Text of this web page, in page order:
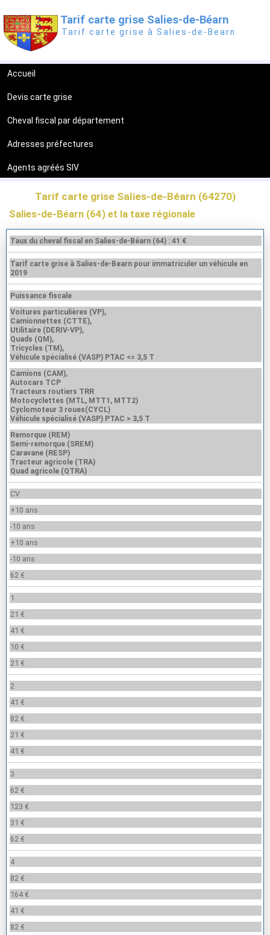
Tarif carte grise Salies-de-Béarn
Tarif carte grise à Salies-de-Bearn
Accueil
Devis carte grise
Cheval fiscal par département
Adresses préfectures
Agents agréés SIV
Tarif carte grise Salies-de-Béarn (64270)
Salies-de-Béarn (64) et la taxe régionale
Taux du cheval fiscal en Salies-de-Béarn (64) : 41 €
Tarif carte grise à Salies-de-Bearn pour immatriculer un véhicule en
2019
Puissance fiscale
Voitures particulières (VP),
Camionnettes (CTTE),
Utilitaire (DERIV-VP),
Quads (QM),
Tricycles (TM),
Véhicule spécialisé (VASP) PTAC <= 3,5 T
Camions (CAM),
Autocars TCP
Tracteurs routiers TRR
Motocyclettes (MTL, MTT1, MTT2)
Cyclomoteur 3 roues(CYCL)
Véhicule spécialisé (VASP) PTAC > 3,5 T
Remorque (REM)
Semi-remorque (SREM)
Caravane (RESP)
Tracteur agricole (TRA)
Quad agricole (QTRA)
CV
+10 ans
-10 ans
+10 ans
-10 ans
62 €
1
21 €
41 €
10 €
21 €
2
41 €
82 €
21 €
41 €
3
62 €
123 €
31 €
62 €
4
82 €
164 €
41 €
82 €